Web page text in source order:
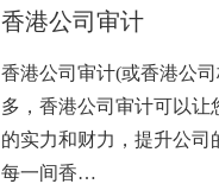
香港公司审计
香港公司审计(或香港公
多，香港公司审计可以让
的实力和财力，提升公司
每一间香…